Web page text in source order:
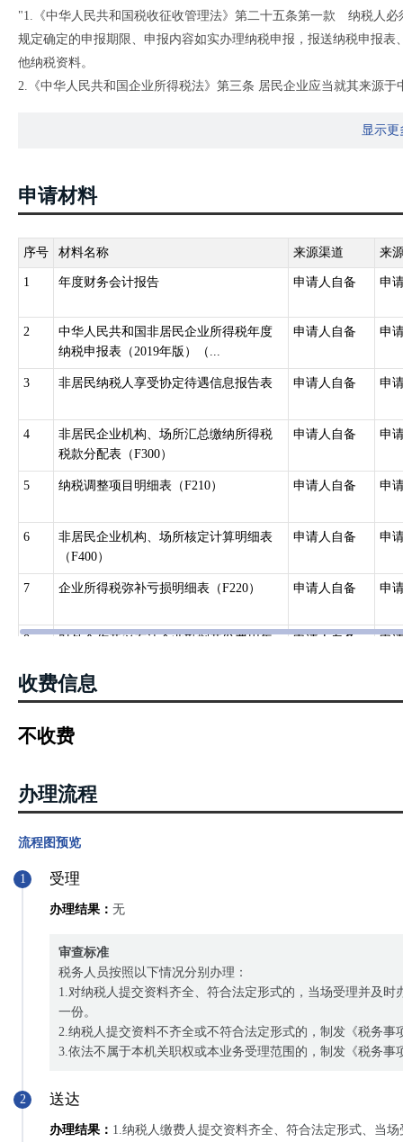
《非居民纳税人享受协定待遇信息报告表》，作为《非居民企业所
税务总局关于发布〈非居民纳税人享受协定待遇管理办法〉的公告》
用。
企业因特殊原因，不能在规定期限内办理年度所得税申报，应当在
企业具有下列情形之一的，可不参加当年度的所得税汇算清缴：
3.其他经主管税务机关批准可不参加当年度所得税汇算清缴。
"1.《中华人民共和国税收征收管理法》第二十五条第一款 纳税人
规定确定的申报期限、申报内容如实办理纳税申报，报送纳税申报
他纳税资料。
2.《中华人民共和国企业所得税法》第三条 居民企业应当就其来源
第五十四条第三款 企业应当自年度终了之日起五个月内，向税务机
第五十五条第一款 企业在年度中间终止经营活动的，应当自实际经
显示更
申请材料
序号 材料名称 来源渠道 来
1 年度财务会计报告 申请人自备 申
2
中华人民共和国非居民企业所得税年度
纳税申报表（2019年版）（...
申请人自备 申
3 非居民纳税人享受协定待遇信息报告表 申请人自备 申
4
非居民企业机构、场所汇总缴纳所得税
税款分配表（F300）
申请人自备 申
5 纳税调整项目明细表（F210） 申请人自备 申
6
非居民企业机构、场所核定计算明细表
（F400）
申请人自备 申
7 企业所得税弥补亏损明细表（F220） 申请人自备 申
8
对外合作开采石油企业勘探开发费用年
申请人自备 申
9 海上油气生产设施弃置费情况表
10 房地产开发企业成本对象管理专项报告
11
工程作业（劳务）决算（结算）报告或
其他说明材料
12
参与工程作业或劳务项目外籍人员姓
13
纳税申报表（适用于据实申报企...
中华人民共和国非居民企业所得税季度
和年度纳税申报表（适用于核定...
申请人自备 申
收费信息
不收费
办理流程
流程图预览
1 受理
办理结果： 无
审查标准
税务人员按照以下情况分别办理：
1.对纳税人提交资料齐全、符合法定形式的，当场受理并及
一份。
2.纳税人提交资料不齐全或不符合法定形式的，制发《税务
3.依法不属于本机关职权或本业务受理范围的，制发《税务
2 送达
办理结果： 1.纳税人缴费人提交资料齐全、符合法定形式、当场